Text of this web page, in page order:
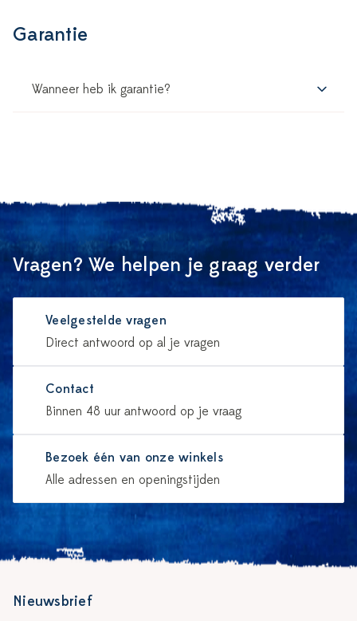
Garantie
Wanneer heb ik garantie?
Vragen? We helpen je graag verder
Veelgestelde vragen
Direct antwoord op al je vragen
Contact
Binnen 48 uur antwoord op je vraag
Bezoek één van onze winkels
Alle adressen en openingstijden
Nieuwsbrief